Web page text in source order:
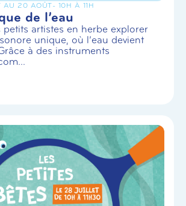
AU 20 AOÛT- 10H À 11H
de l’eau
petits artistes en herbe explorer
unique, où l’eau devient
à des instruments